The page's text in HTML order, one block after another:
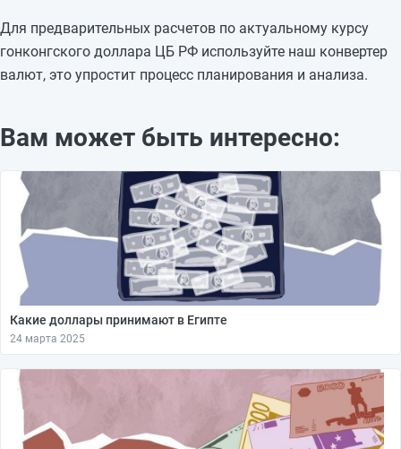
Для предварительных расчетов по актуальному курсу
гонконгского доллара ЦБ РФ используйте наш конвертер
валют, это упростит процесс планирования и анализа.
Вам может быть интересно:
Какие доллары принимают в Египте
24 марта 2025